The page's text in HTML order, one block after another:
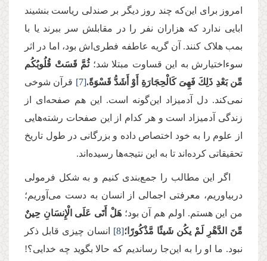
امروز برای این‌که چند روز دیگر بر صندلی ریاست بنشیند
ابایی ندارد که هزاران نفر را در مقابلش سر ببرند یا با
بمب هلاک کنند. آن گریه عاطفه فطری‌اش بود، اما در اثر
سوءاختیارش به این قساوت مبتلا شد؛ثُمَّ قَسَتْ قُلُوبُكُم
مِّن بَعْدِ ذَلِكَ فَهِیَ كَالْحِجَارَةِ أَوْ أَشَدُّ قَسْوَةً.[7] قرآن شوخی
نمی‌کند. دل آدمیزاد این‌گونه است. این هم صفحه‌ای از
زندگی آدمیزاد است و هر کدام از این صفحات رشته‌هایی
از علوم را به خود اختصاص داده و بزرگانی در طول تاریخ
تحقیقاتی کرده‌اند تا به این نتیجه‌ها رسیده‌اند.
اگر این مطالب را جمع‌بندی کنیم و به شکل فرمولی
دربیاوریم، معرفتی اجمالی از انسان به دست می‌آوریم؛
من این هستم. اولم هم آن بود؛هَلْ أَتَى عَلَى الْإِنسَانِ حِینٌ
مِّنَ الدَّهْرِ لَمْ یكُن شَیئًا مَّذْكُورًا؛[8] انسان چیزی قابل ذکر
نبود. ما او را به این‌جا رساندیم که حالا بگوید چه خدایی؟!